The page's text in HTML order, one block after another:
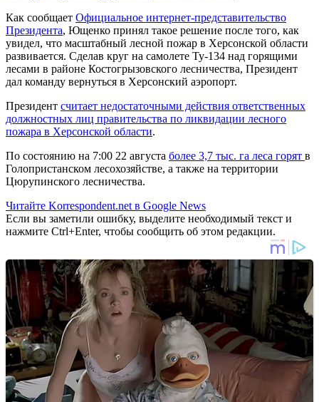
Как сообщает Официальное интернет-представительство
Президента, Ющенко принял такое решение после того, как
увидел, что масштабный лесной пожар в Херсонской области
развивается. Сделав круг на самолете Ту-134 над горящими
лесами в районе Костогрызовского лесничества, Президент
дал команду вернуться в Херсонский аэропорт.
Президент считает недостаточными действия ответственных
должностных лиц правительства по ликвидации лесного
пожара в Херсонской области.
По состоянию на 7:00 22 августа более 3,7 тыс. га леса горят в
Голопристанском лесохозяйстве, а также на территории
Цюрупинского лесничества.
Читайте Korrespondent.net в Google News
Если вы заметили ошибку, выделите необходимый текст и
нажмите Ctrl+Enter, чтобы сообщить об этом редакции.